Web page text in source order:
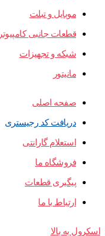
موبایل و تبلت
قطعات جانبی کامپیوتر
شبکه و تجهیزات
مانیتور
صفحه اصلی
دریافت کد رجیستری
استعلام گارانتی
فروشگاه ما
پیگیری قطعات
ارتباط با ما
اسکرول به بالا